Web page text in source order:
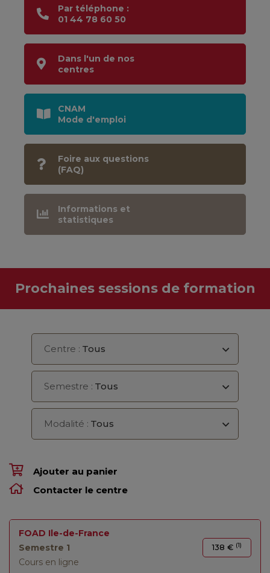
Par téléphone :
01 44 78 60 50
Dans l'un de nos
centres
CNAM
Mode d'emploi
Foire aux questions
(FAQ)
Informations et
statistiques
Prochaines sessions de formation
Centre : Tous
Semestre : Tous
Modalité : Tous
Ajouter au panier
Contacter le centre
FOAD Ile-de-France
Semestre 1
Cours en ligne
138 € (1)